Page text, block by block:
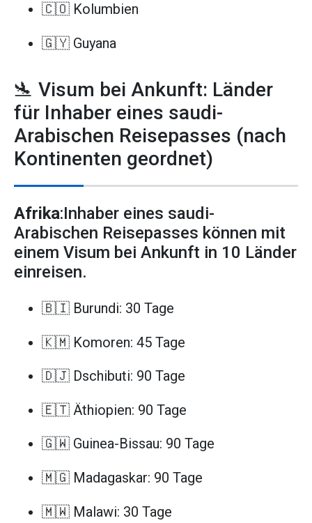
🇨🇴 Kolumbien
🇬🇾 Guyana
🛬 Visum bei Ankunft: Länder
für Inhaber eines saudi-
Arabischen Reisepasses (nach
Kontinenten geordnet)
Afrika:Inhaber eines saudi-
Arabischen Reisepasses können mit
einem Visum bei Ankunft in 10 Länder
einreisen.
🇧🇮 Burundi: 30 Tage
🇰🇲 Komoren: 45 Tage
🇩🇯 Dschibuti: 90 Tage
🇪🇹 Äthiopien: 90 Tage
🇬🇼 Guinea-Bissau: 90 Tage
🇲🇬 Madagaskar: 90 Tage
🇲🇼 Malawi: 30 Tage